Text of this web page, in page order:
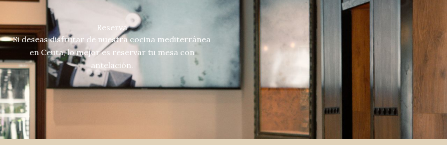
Reserva
Si deseas disfrutar de nuestracocina mediterránea
en Ceuta, lo mejor es reservar tu mesa con
antelación.